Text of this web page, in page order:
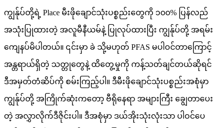
ကျွန်ုပ်တို့ရဲ့ Place မီးဖိုချောင်သုံးပစ္စည်းတွေကို ၁၀၀% ပြန်လည်
အသုံးပြုထားတဲ့ အလူမီနီယမ်နဲ့ ပြုလုပ်ထားပြီး ကျွန်ုပ်တို့ အရမ်း
ကျေနပ်မိပါတယ်။ ၎င်းမှာ ခဲ သို့မဟုတ် PFAS မပါဝင်တာကြောင့်
အန္တရာယ်ရှိတဲ့ သတ္တုတွေနဲ့ ထိတွေ့မှုကို ကန့်သတ်ချင်တယ်ဆိုရင်
ဒီအမှတ်တံဆိပ်ကို စမ်းကြည့်ပါ။ ဒီမီးဖိုချောင်သုံးပစ္စည်းအစုံမှာ
ကျွန်ုပ်တို့ အကြိုက်ဆုံးကတော့ ဗီရိုနေရာ အများကြီး ချွေတာပေး
တဲ့ အလွှာလိုက်ဒီဇိုင်းပါ။ ဒီအစုံမှာ ဒယ်အိုးသုံးလုံးသာ ပါဝင်ပေ